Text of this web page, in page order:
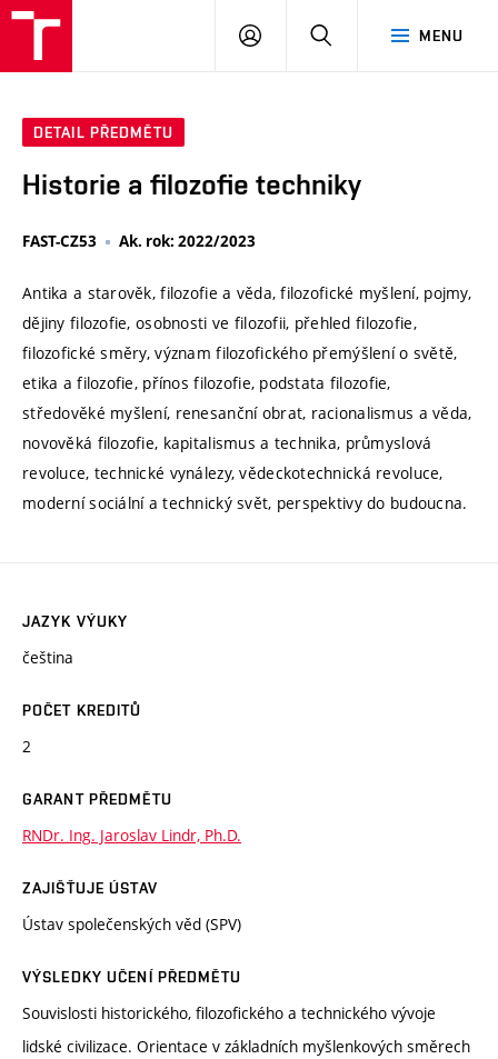
MENU
PŘIHLÁSIT
DETAIL PŘEDMĚTU
Historie a filozofie techniky
FAST-CZ53 Ak. rok: 2022/2023
Antika a starověk, filozofie a věda, filozofické myšlení, pojmy,
dějiny filozofie, osobnosti ve filozofii, přehled filozofie,
filozofické směry, význam filozofického přemýšlení o světě,
etika a filozofie, přínos filozofie, podstata filozofie,
středověké myšlení, renesanční obrat, racionalismus a věda,
novověká filozofie, kapitalismus a technika, průmyslová
revoluce, technické vynálezy, vědeckotechnická revoluce,
moderní sociální a technický svět, perspektivy do budoucna.
JAZYK VÝUKY
čeština
POČET KREDITŮ
2
GARANT PŘEDMĚTU
RNDr. Ing. Jaroslav Lindr, Ph.D.
ZAJIŠŤUJE ÚSTAV
Ústav společenských věd (SPV)
VÝSLEDKY UČENÍ PŘEDMĚTU
Souvislosti historického, filozofického a technického vývoje
lidské civilizace. Orientace v základních myšlenkových směrech